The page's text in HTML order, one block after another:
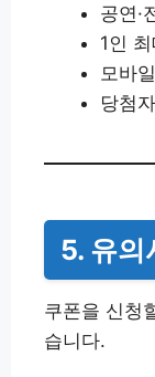
공연·
1인
모바
당첨
5. 유의
쿠폰을 신청
습니다.